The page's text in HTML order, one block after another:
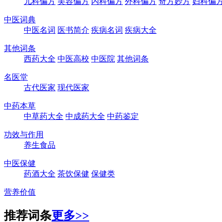
中医词典
中医名词 医书简介 疾病名词 疾病大全
其他词条
西药大全 中医高校 中医院 其他词条
名医堂
古代医家 现代医家
中药本草
中草药大全 中成药大全 中药鉴定
功效与作用
养生食品
中医保健
药酒大全 茶饮保健 保健类
营养价值
推荐词条更多>>